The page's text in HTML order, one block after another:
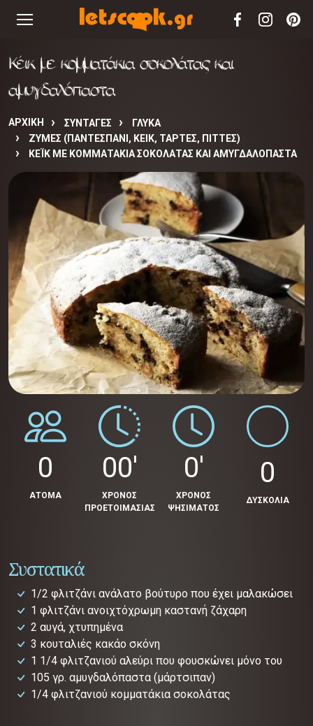
Κέικ με κομματάκια σοκολάτας και
αμυγδαλόπαστα
ΑΡΧΙΚΉ ΣΥΝΤΑΓΈΣ
ΓΛΥΚΑ
ΖΥΜΕΣ (ΠΑΝΤΕΣΠΑΝΙ, ΚΕΙΚ, ΤΑΡΤΕΣ, ΠΙΤΤΕΣ)
ΚΈΙΚ ΜΕ ΚΟΜΜΑΤΆΚΙΑ ΣΟΚΟΛΆΤΑΣ ΚΑΙ ΑΜΥΓΔΑΛΌΠΑΣΤΑ
0
ΑΤΟΜΑ
00'
ΧΡΟΝΟΣ
ΠΡΟΕΤΟΙΜΑΣΙΑΣ
0'
ΧΡΟΝΟΣ
ΨΗΣΙΜΑΤΟΣ
0
ΔΥΣΚΟΛΙΑ
Συστατικά
1/2 φλιτζάνι ανάλατο βούτυρο που έχει μαλακώσει
1 φλιτζάνι ανοιχτόχρωμη καστανή ζάχαρη
2 αυγά, χτυπημένα
3 κουταλιές κακάο σκόνη
1 1/4 φλιτζανιού αλεύρι που φουσκώνει μόνο του
105 γρ. αμυγδαλόπαστα (μάρτσιπαν)
1/4 φλιτζανιού κομματάκια σοκολάτας